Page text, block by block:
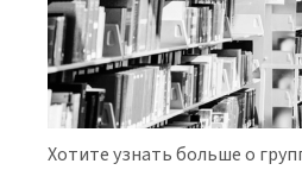
Хотите узнать больше о